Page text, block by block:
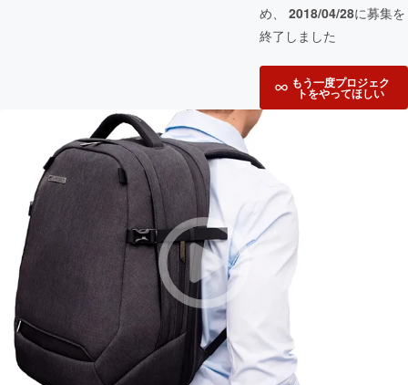
め、 2018/04/28に募集を
終了しました
もう一度プロジェク
トをやってほしい